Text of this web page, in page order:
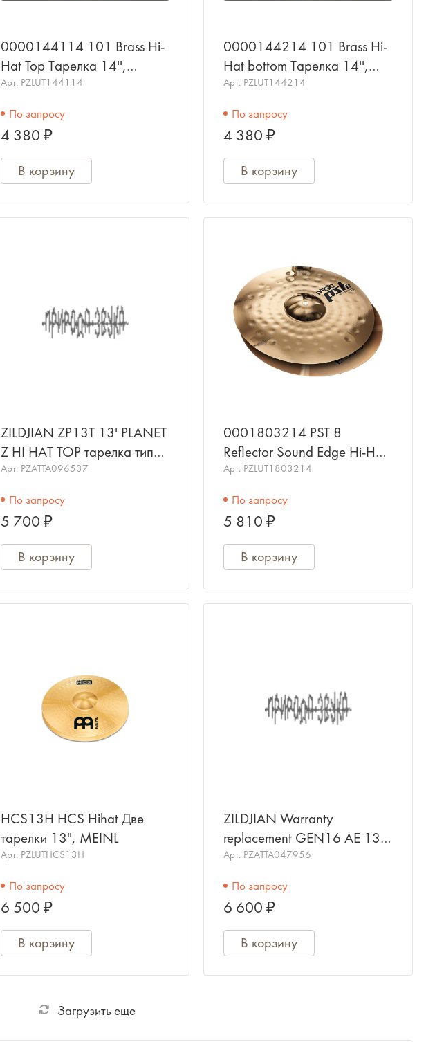
0000144114 101 Brass Hi-
Hat Top Тарелка 14'',
верхняя, PAISTE
Арт. PZLUT144114
По запросу
4 380 ₽
В корзину
0000144214 101 Brass Hi-
Hat bottom Тарелка 14'',
нижняя, PAISTE
Арт. PZLUT144214
По запросу
4 380 ₽
В корзину
ZILDJIAN ZP13T 13' PLANET
Z HI HAT TOP тарелка типа
хай-хэт (верхняя)
Арт. PZATTA096537
По запросу
5 700 ₽
В корзину
0001803214 PST 8
Reflector Sound Edge Hi-Hat
Тарелка верхняя 14",
Арт. PZLUT1803214
По запросу
5 810 ₽
В корзину
HCS13H HCS Hihat Две
тарелки 13", MEINL
Арт. PZLUTHCS13H
По запросу
6 500 ₽
В корзину
ZILDJIAN Warranty
replacement GEN16 AE 13'
Hihat bottom, serial
Арт. PZATTA047956
По запросу
6 600 ₽
В корзину
Загрузить еще